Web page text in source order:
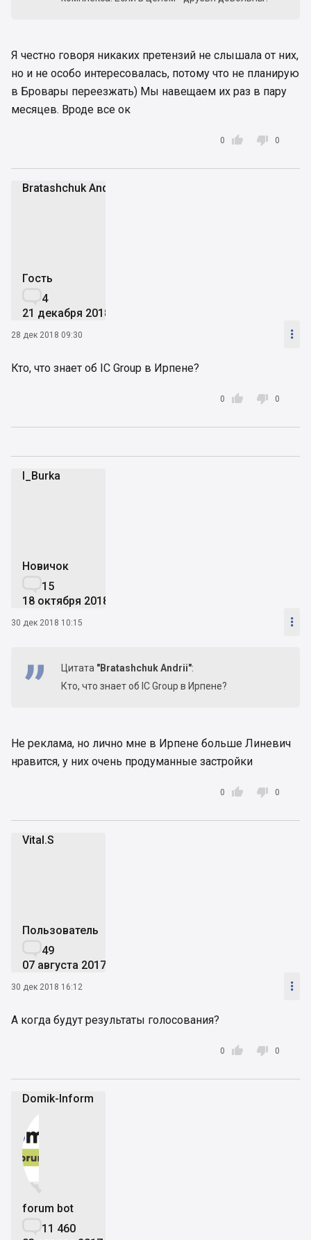
Я честно говоря никаких претензий не слышала от них,
но и не особо интересовалась, потому что не планирую
в Бровары переезжать) Мы навещаем их раз в пару
месяцев. Вроде все ок

0  0
Bratashchuk Andrii
Гость
4
21 декабря 2018
28 дек 2018 09:30 
Кто, что знает об IC Group в Ирпене?

0  0
I_Burka
Новичок
15
18 октября 2018
30 дек 2018 10:15 
Цитата "Bratashchuk Andrii":
Кто, что знает об IC Group в Ирпене?
Не реклама, но лично мне в Ирпене больше Линевич
нравится, у них очень продуманные застройки

0  0
Vital.S
Пользователь
49
07 августа 2017
30 дек 2018 16:12 
А когда будут результаты голосования?

0  0
Domik-Inform


forum bot
11 460